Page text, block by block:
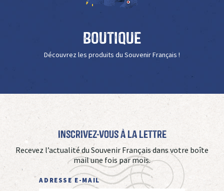
Boutique
Découvrez les produits du Souvenir Français !
Inscrivez-vous à La Lettre
Recevez l’actualité du Souvenir Français dans votre boîte
mail une fois par mois.
ADRESSE E-MAIL